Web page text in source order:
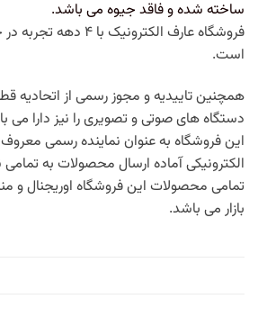
ساخته شده و فاقد جیوه می باشد.
فروشگاه عارف الکترونیک
است.
همچنین تاییدیه و مجوز رسمی از اتحادیه
دستگاه های صوتی و تصویری را نیز دارا می
این فروشگاه به عنوان نماینده رسمی
الکترونیکی آماده ارسال محصولات به
تمامی محصولات این فروشگاه اوریجنال و
بازار می باشد.